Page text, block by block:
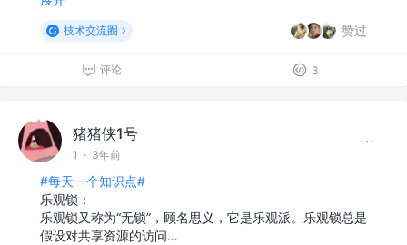
技术交流圈 赞过
评论 3
猪猪侠1号
1 · 3年前
#每天一个知识点#
乐观锁：
乐观锁⼜称为“⽆锁”，顾名思义，它是乐观派。乐观锁总是
假设对共享资源的访问…